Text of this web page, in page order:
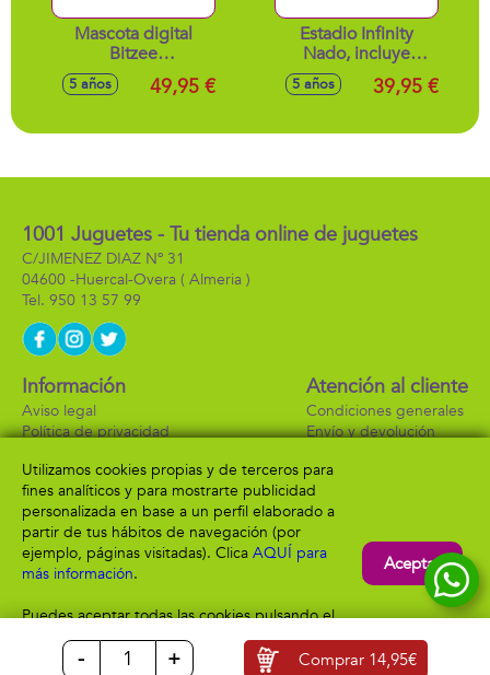
- + Comprar 14,95€
Mascota digital
Bitzee
Hamsterball.Personaliza
la mascota con 25
19,05x20x12,07 cm
5 años 49,95 €
Estadio Infinity
Nado, incluye
lanzador espada y
2 peonzas con
5 años 39,95 €
1001 Juguetes - Tu tienda online de juguetes
C/JIMENEZ DIAZ Nº 31
04600 -Huercal-Overa ( Almeria )
950 13 57 99
Información
Aviso legal
Política de privacidad
Atención al cliente
Condiciones generales
Envío y devolución
Formas de pago
Utilizamos cookies propias y de terceros para
fines analíticos y para mostrarte publicidad
personalizada en base a un perfil elaborado a
partir de tus hábitos de navegación (por
ejemplo, páginas visitadas). Clica AQUÍ para
más información.
Puedes aceptar todas las cookies pulsando el
botón “Aceptar” o configurarlas o rechazar su
uso clicando
AQUÍ
Aceptar